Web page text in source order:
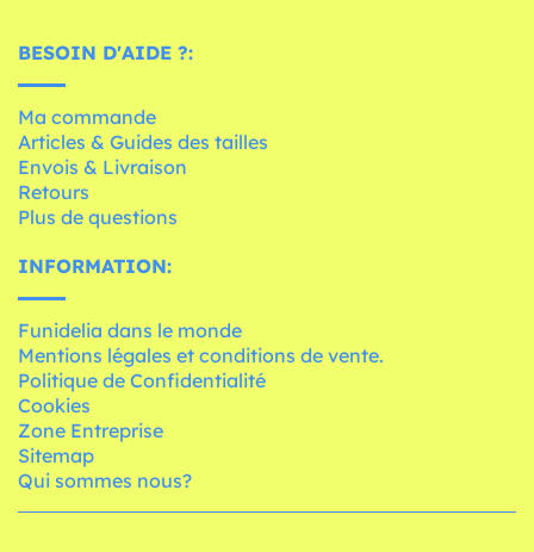
BESOIN D'AIDE ?:
Ma commande
Articles & Guides des tailles
Envois & Livraison
Retours
Plus de questions
INFORMATION:
Funidelia dans le monde
Mentions légales et conditions de vente.
Politique de Confidentialité
Cookies
Zone Entreprise
Sitemap
Qui sommes nous?